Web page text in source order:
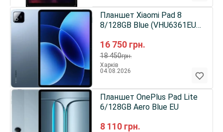
16 750 грн.
18 450грн.
Планшет Xiaomi Pad 8
8/128GB Blue (VHU6361EU)
Харків
04.08.2026
8 110 грн.
Планшет OnePlus Pad Lite
6/128GB Aero Blue EU